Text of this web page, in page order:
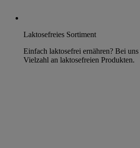
Laktosefreies Sortiment
Einfach laktosefrei ernähren? Bei
Vielzahl an laktosefreien Produkten.